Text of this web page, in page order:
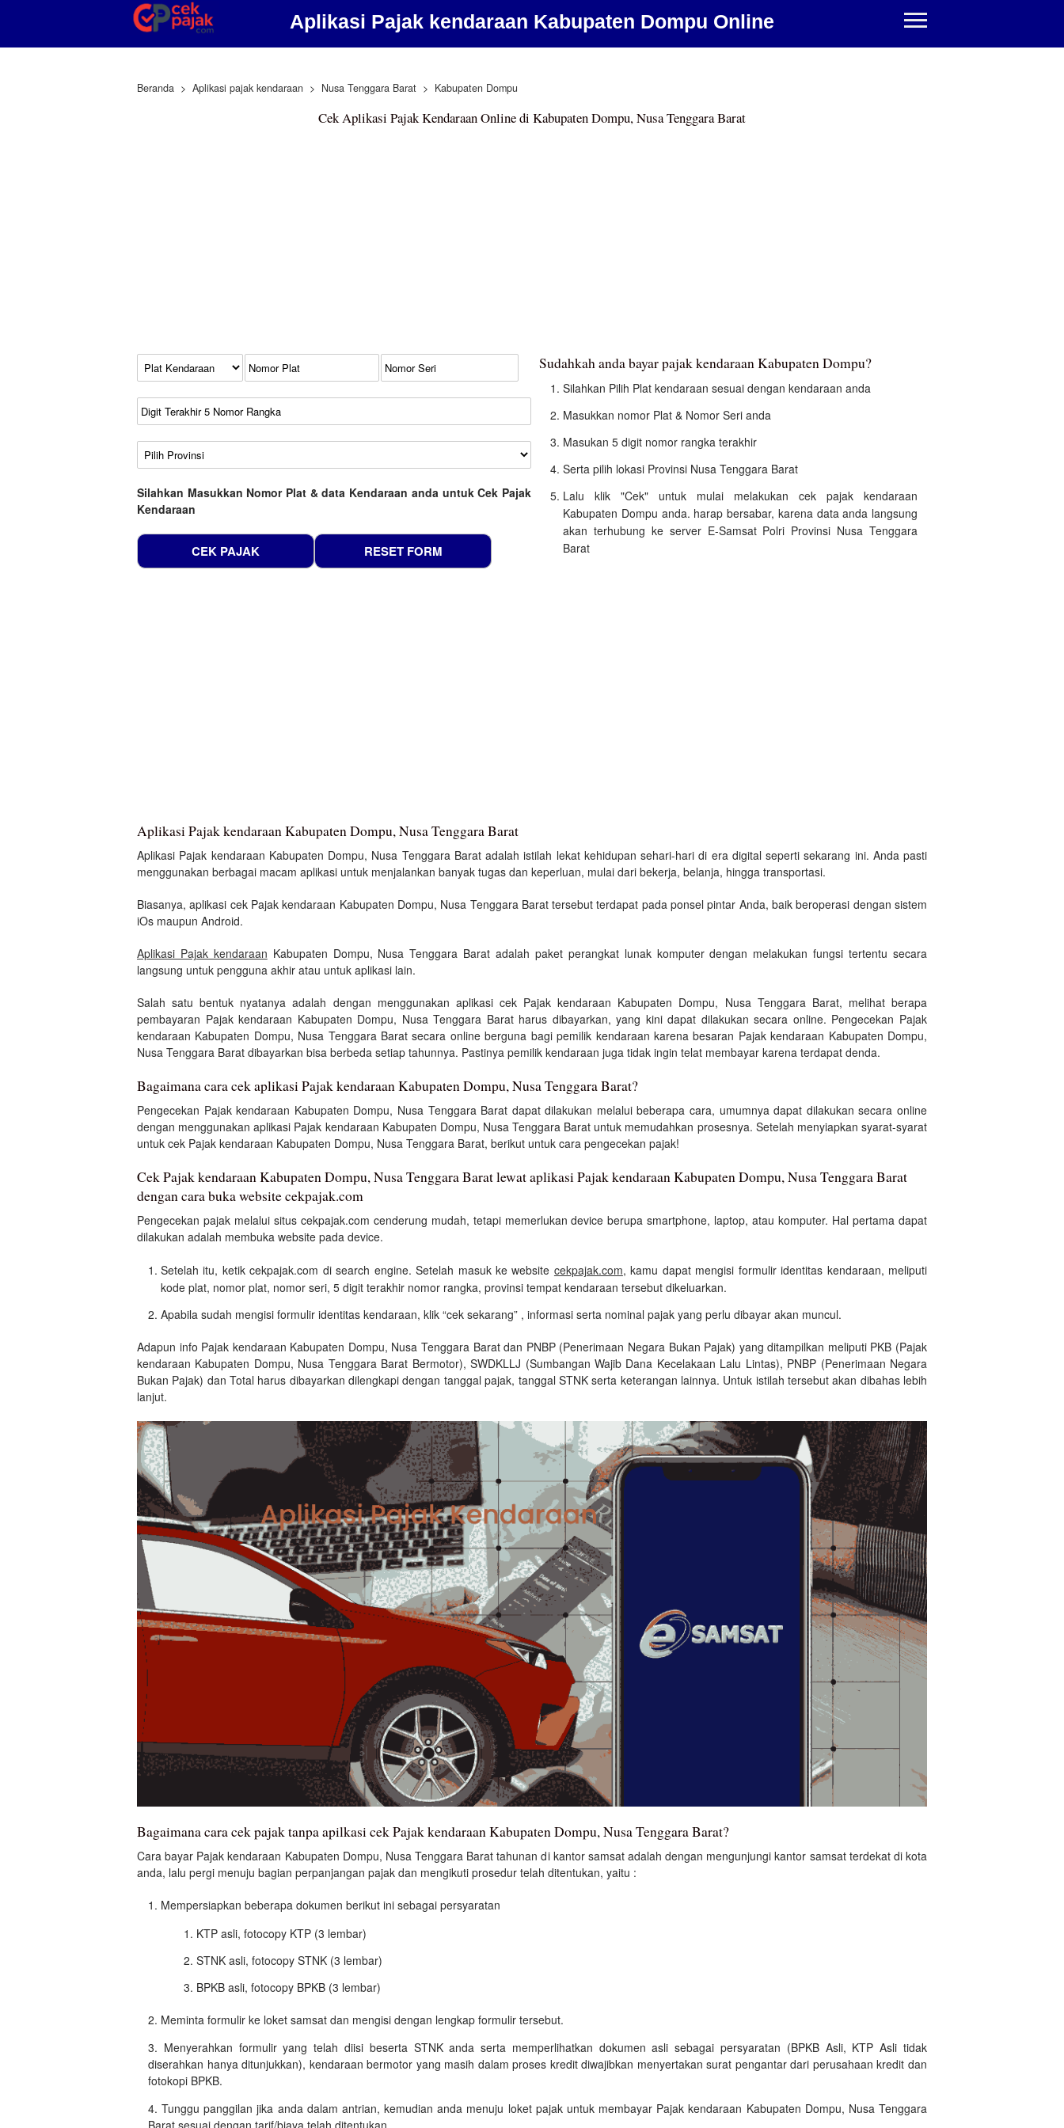
Aplikasi Pajak kendaraan Kabupaten Dompu Online
Beranda Aplikasi pajak kendaraan Nusa Tenggara Barat Kabupaten Dompu
Cek Aplikasi Pajak Kendaraan Online di Kabupaten Dompu, Nusa Tenggara Barat
Kode Plat Kendaraan
No Plat
No Seri
No Rangka
Wilayah
Silahkan Masukkan Nomor Plat & data Kendaraan anda untuk Cek Pajak
Kendaraan
Sudahkah anda bayar pajak kendaraan Kabupaten Dompu?
Silahkan Pilih Plat kendaraan sesuai dengan kendaraan anda
Masukkan nomor Plat & Nomor Seri anda
Masukan 5 digit nomor rangka terakhir
Serta pilih lokasi Provinsi Nusa Tenggara Barat
Lalu klik "Cek" untuk mulai melakukan cek pajak kendaraan
Kabupaten Dompu anda. harap bersabar, karena data anda langsung
akan terhubung ke server E-Samsat Polri Provinsi Nusa Tenggara
Barat
Aplikasi Pajak kendaraan Kabupaten Dompu, Nusa Tenggara Barat
Aplikasi Pajak kendaraan Kabupaten Dompu, Nusa Tenggara Barat adalah istilah lekat kehidupan sehari-hari di era digital seperti sekarang ini. Anda pasti
menggunakan berbagai macam aplikasi untuk menjalankan banyak tugas dan keperluan, mulai dari bekerja, belanja, hingga transportasi.
Biasanya, aplikasi cek Pajak kendaraan Kabupaten Dompu, Nusa Tenggara Barat tersebut terdapat pada ponsel pintar Anda, baik beroperasi dengan sistem
iOs maupun Android.
Aplikasi Pajak kendaraan Kabupaten Dompu, Nusa Tenggara Barat adalah paket perangkat lunak komputer dengan melakukan fungsi tertentu secara
langsung untuk pengguna akhir atau untuk aplikasi lain.
Salah satu bentuk nyatanya adalah dengan menggunakan aplikasi cek Pajak kendaraan Kabupaten Dompu, Nusa Tenggara Barat, melihat berapa
pembayaran Pajak kendaraan Kabupaten Dompu, Nusa Tenggara Barat harus dibayarkan, yang kini dapat dilakukan secara online. Pengecekan Pajak
kendaraan Kabupaten Dompu, Nusa Tenggara Barat secara online berguna bagi pemilik kendaraan karena besaran Pajak kendaraan Kabupaten Dompu,
Nusa Tenggara Barat dibayarkan bisa berbeda setiap tahunnya. Pastinya pemilik kendaraan juga tidak ingin telat membayar karena terdapat denda.
Bagaimana cara cek aplikasi Pajak kendaraan Kabupaten Dompu, Nusa Tenggara Barat?
Pengecekan Pajak kendaraan Kabupaten Dompu, Nusa Tenggara Barat dapat dilakukan melalui beberapa cara, umumnya dapat dilakukan secara online
dengan menggunakan aplikasi Pajak kendaraan Kabupaten Dompu, Nusa Tenggara Barat untuk memudahkan prosesnya. Setelah menyiapkan syarat-syarat
untuk cek Pajak kendaraan Kabupaten Dompu, Nusa Tenggara Barat, berikut untuk cara pengecekan pajak!
Cek Pajak kendaraan Kabupaten Dompu, Nusa Tenggara Barat lewat aplikasi Pajak kendaraan Kabupaten Dompu, Nusa Tenggara Barat
dengan cara buka website cekpajak.com
Pengecekan pajak melalui situs cekpajak.com cenderung mudah, tetapi memerlukan device berupa smartphone, laptop, atau komputer. Hal pertama dapat
dilakukan adalah membuka website pada device.
Setelah itu, ketik cekpajak.com di search engine. Setelah masuk ke website cekpajak.com, kamu dapat mengisi formulir identitas kendaraan, meliputi
kode plat, nomor plat, nomor seri, 5 digit terakhir nomor rangka, provinsi tempat kendaraan tersebut dikeluarkan.
Apabila sudah mengisi formulir identitas kendaraan, klik “cek sekarang” , informasi serta nominal pajak yang perlu dibayar akan muncul.
Adapun info Pajak kendaraan Kabupaten Dompu, Nusa Tenggara Barat dan PNBP (Penerimaan Negara Bukan Pajak) yang ditampilkan meliputi PKB (Pajak
kendaraan Kabupaten Dompu, Nusa Tenggara Barat Bermotor), SWDKLLJ (Sumbangan Wajib Dana Kecelakaan Lalu Lintas), PNBP (Penerimaan Negara
Bukan Pajak) dan Total harus dibayarkan dilengkapi dengan tanggal pajak, tanggal STNK serta keterangan lainnya. Untuk istilah tersebut akan dibahas lebih
lanjut.
Bagaimana cara cek pajak tanpa apilkasi cek Pajak kendaraan Kabupaten Dompu, Nusa Tenggara Barat?
Cara bayar Pajak kendaraan Kabupaten Dompu, Nusa Tenggara Barat tahunan di kantor samsat adalah dengan mengunjungi kantor samsat terdekat di kota
anda, lalu pergi menuju bagian perpanjangan pajak dan mengikuti prosedur telah ditentukan, yaitu :
Mempersiapkan beberapa dokumen berikut ini sebagai persyaratan
KTP asli, fotocopy KTP (3 lembar)
STNK asli, fotocopy STNK (3 lembar)
BPKB asli, fotocopy BPKB (3 lembar)
Meminta formulir ke loket samsat dan mengisi dengan lengkap formulir tersebut.
Menyerahkan formulir yang telah diisi beserta STNK anda serta memperlihatkan dokumen asli sebagai persyaratan (BPKB Asli, KTP Asli tidak
diserahkan hanya ditunjukkan), kendaraan bermotor yang masih dalam proses kredit diwajibkan menyertakan surat pengantar dari perusahaan kredit dan
fotokopi BPKB.
Tunggu panggilan jika anda dalam antrian, kemudian anda menuju loket pajak untuk membayar Pajak kendaraan Kabupaten Dompu, Nusa Tenggara
Barat sesuai dengan tarif/biaya telah ditentukan.